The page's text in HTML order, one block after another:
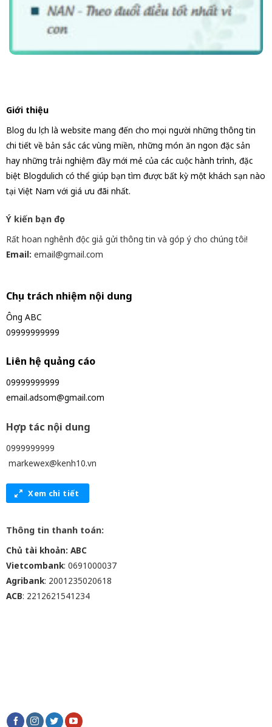
Giới thiệu
Blog du lịch là website mang đến cho mọi người những thông tin
chi tiết về bản sắc các vùng miền, những món ăn ngon đặc sản
hay những trải nghiệm đầy mới mẻ của các cuộc hành trình, đặc
biệt Blogdulich có thể giúp bạn tìm được bất kỳ một khách sạn nào
tại Việt Nam với giá ưu đãi nhất.
Ý kiến bạn đọc
Rất hoan nghênh độc giả gửi thông tin và góp ý cho chúng tôi!
Email: email@gmail.com
Chịu trách nhiệm nội dung
Ông ABC
09999999999
Liên hệ quảng cáo
09999999999
email.adsom@gmail.com
Hợp tác nội dung
0999999999
markewex@kenh10.vn
Xem chi tiết
Thông tin thanh toán:
Chủ tài khoản: ABC
Vietcombank: 0691000037
Agribank: 2001235020618
ACB: 2212621541234